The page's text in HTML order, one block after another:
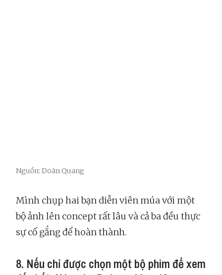
Nguồn: Doãn Quang
Mình chụp hai bạn diễn viên múa với một
bộ ảnh lên concept rất lâu và cả ba đều thực
sự cố gắng để hoàn thành.
8. Nếu chỉ được chọn một bộ phim để xem